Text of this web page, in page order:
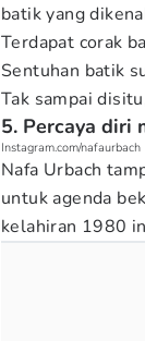
batik yang
Terdapat corak
Sentuhan batik
Tak sampai
5. Percaya diri
Instagram.com/nafaurbach
Nafa Urbach
untuk agenda
kelahiran 1980